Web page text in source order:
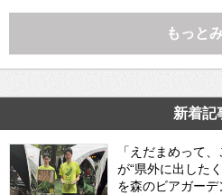
もっと
新着記
「えだまめって
が“県外に出した
を森のビアガーデ